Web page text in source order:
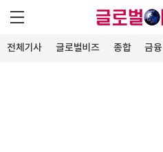
전체기사 글로벌비즈 종합 금융